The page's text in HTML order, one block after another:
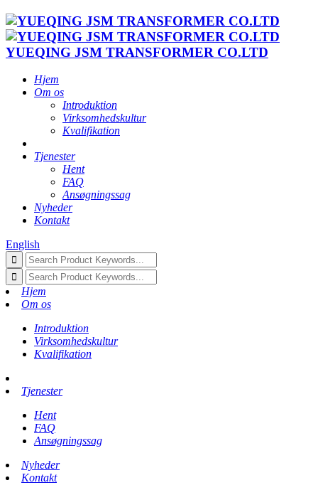
YUEQING JSM TRANSFORMER CO.LTD
Hjem
Om os
Introduktion
Virksomhedskultur
Kvalifikation
Tjenester
Hent
FAQ
Ansøgningssag
Nyheder
Kontakt
English
Hjem
Om os
Introduktion
Virksomhedskultur
Kvalifikation
Tjenester
Hent
FAQ
Ansøgningssag
Nyheder
Kontakt